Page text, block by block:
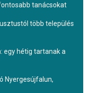
tanácsokat
több település
egy hétig tartanak a
Nyergesújfalun,